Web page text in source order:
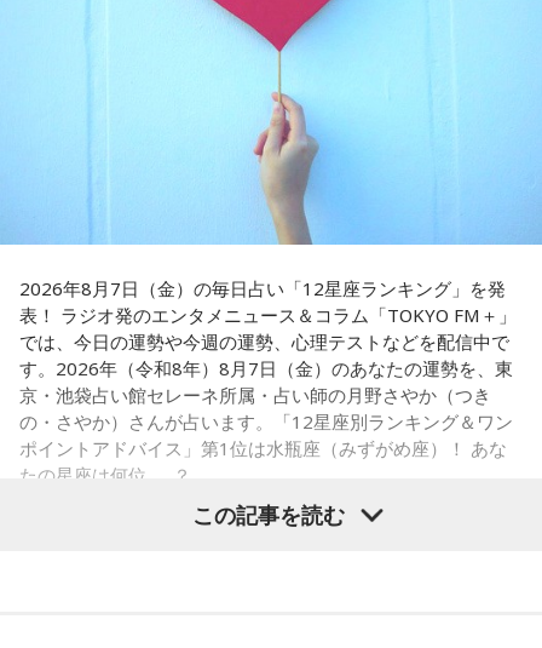
@sundayspost1
なかでもおすすめとして挙げたのが「米仙」です。お酒3杯に
寿司5貫の組み合わせがリーズナブルな価格で楽しめ、「石垣
炙らないほうがおすすめです」と、地元ならではの楽しみ方
さらに、「末廣ブルース」も外せない1軒です。建物のレトロ
感が魅力の豚串専門店で、「タンだとかハラミだとかハツ、
レバーとかを味わいながら、昔ながらの雰囲気が楽しめる」
豚串です」と太鼓判を押しました。
お気に入りのステーキ店を尋ねられると、ゴリさんは「エメ
ラルドです」と即答。なかでもプレミアムリブステーキにつ
いては、「脂の乗り方、柔らかさ、肉の質がもうレベルが違
います」と熱く語り、長年愛される名店の魅力を紹介しまし
た。
一方、「お手紙を書きたくなる場所」を尋ねられると、迷わ
ず「沖縄の海」と回答。水中眼鏡をつけて海に潜り、「音を
すめ。今日は鏡の前で「今の自分が好きなところ」を3つ見つ
「もっと面白いことがしたい！」という気持ちが未来を動か
します。今までのやり方にこだわらず、楽しそうな方へ進ん
でみると思わぬ展開が待っていそう。少し大胆なくらいで
OK。今日はこの夏やりたいことを一つ予定に書き込んでみ
【5位】牡羊座（おひつじ座）
あなたの行動力が誰かの心に火をつける日。今日は周りの反
応を気にするより「私はこれがやりたい！」を大切にしてみ
て。あなたが楽しそうに動くほど仲間も集まってきそうで
す。今夜、明日すぐできる小さな一歩を決めてから寝てみて
ね。
【6位】獅子座（しし座）
くとき。「もっと私らしくていい」と許可を出すことで魅力
2026年8月7日（金）の毎日占い「12星座ランキング」を発
表！ ラジオ発のエンタメニュース＆コラム「TOKYO FM＋」
では、今日の運勢や今週の運勢、心理テストなどを配信中で
す。2026年（令和8年）8月7日（金）のあなたの運勢を、東
京・池袋占い館セレーネ所属・占い師の月野さやか（つき
の・さやか）さんが占います。「12星座別ランキング＆ワン
ポイントアドバイス」第1位は水瓶座（みずがめ座）！ あな
たの星座は何位……？
この記事を読む